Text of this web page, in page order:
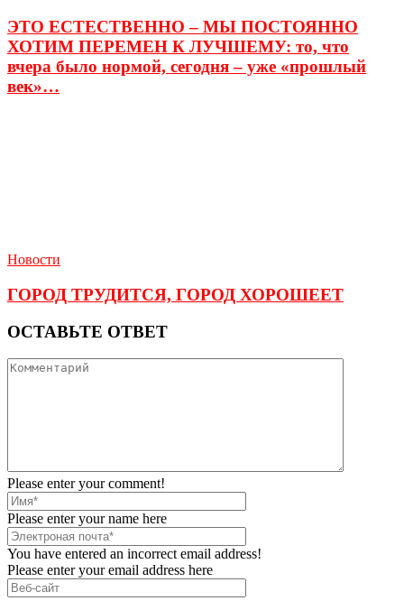
ЭТО ЕСТЕСТВЕННО – МЫ ПОСТОЯННО
ХОТИМ ПЕРЕМЕН К ЛУЧШЕМУ: то, что
вчера было нормой, сегодня – уже «прошлый
век»…
Новости
ГОРОД ТРУДИТСЯ, ГОРОД ХОРОШЕЕТ
ОСТАВЬТЕ ОТВЕТ
Please enter your comment!
Please enter your name here
You have entered an incorrect email address!
Please enter your email address here